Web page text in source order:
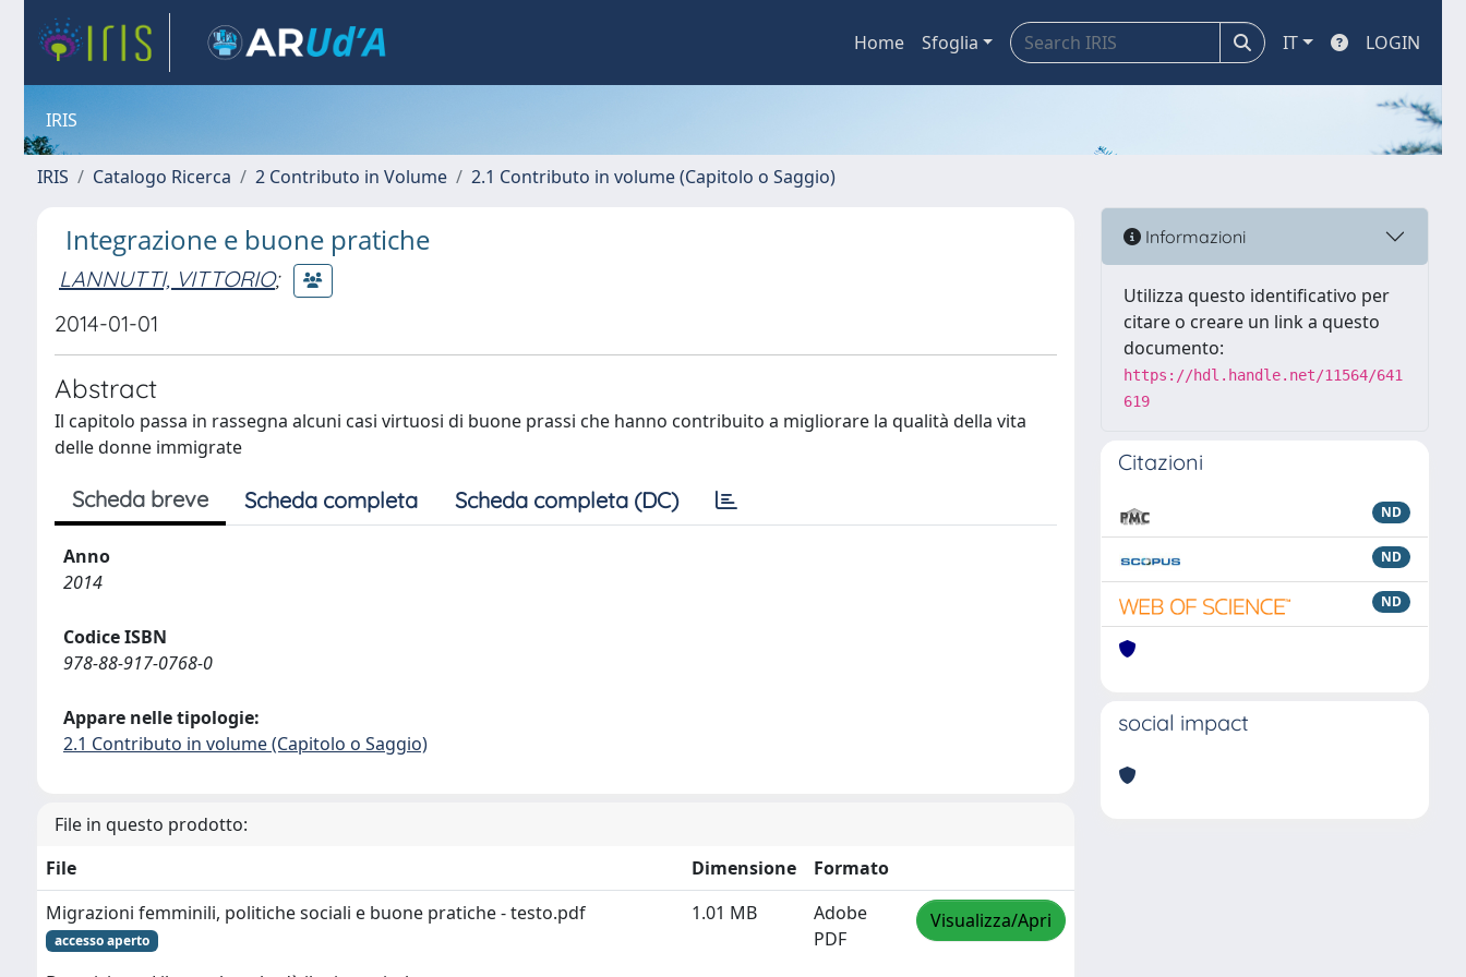
Home Sfoglia IT LOGIN
IRIS
IRIS Catalogo Ricerca 2 Contributo in Volume 2.1 Contributo in volume (Capitolo o Saggio)
Integrazione e buone pratiche
LANNUTTI, VITTORIO;
2014-01-01
Abstract
Il capitolo passa in rassegna alcuni casi virtuosi di buone prassi che hanno contribuito a migliorare la qualità della vita
delle donne immigrate
Scheda breve Scheda completa Scheda completa (DC)
Anno
2014
Codice ISBN
978-88-917-0768-0
Appare nelle tipologie:
2.1 Contributo in volume (Capitolo o Saggio)
File in questo prodotto:
File
Dimensione
Formato
Migrazioni femminili, politiche sociali e buone pratiche - testo.pdf
accesso aperto
1.01 MB
Adobe
PDF
Visualizza/Apri
Informazioni
Utilizza questo identificativo per
citare o creare un link a questo
documento:
https://hdl.handle.net/11564/641
619
Citazioni
ND
ND
ND
social impact